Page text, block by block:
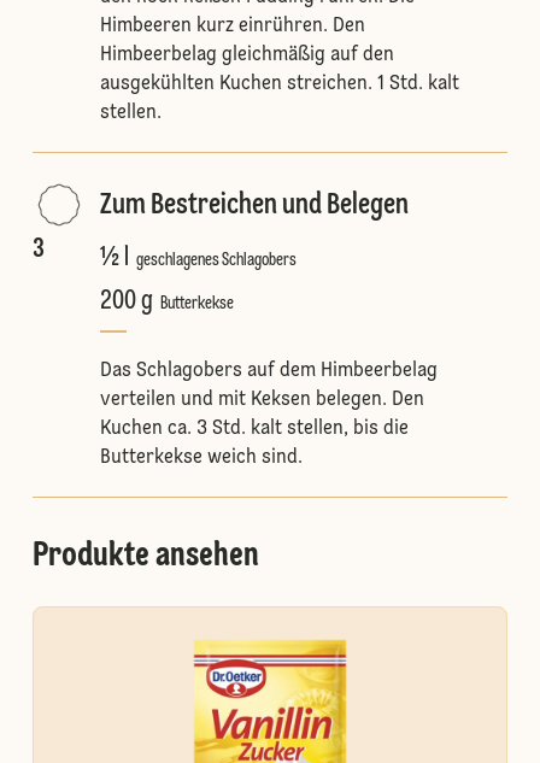
Himbeeren kurz einrühren. Den
Himbeerbelag gleichmäßig auf den
ausgekühlten Kuchen streichen. 1 Std. kalt
stellen.
3
Zum Bestreichen und Belegen
½ l geschlagenes Schlagobers
200 g Butterkekse
Das Schlagobers auf dem Himbeerbelag
verteilen und mit Keksen belegen. Den
Kuchen ca. 3 Std. kalt stellen, bis die
Butterkekse weich sind.
Produkte ansehen